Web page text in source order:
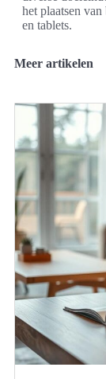
het plaatsen
en tablets.
Meer artikelen